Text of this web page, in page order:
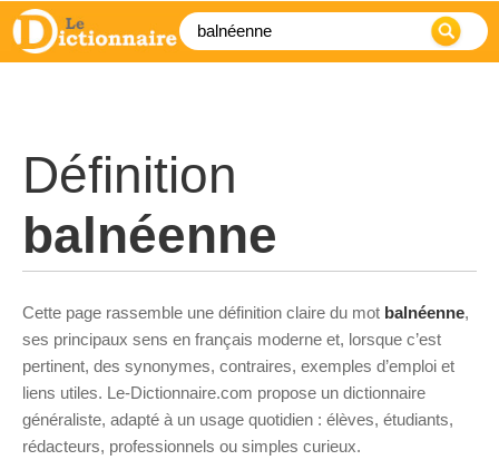
Définition
balnéenne
Cette page rassemble une définition claire du mot balnéenne,
ses principaux sens en français moderne et, lorsque c’est
pertinent, des synonymes, contraires, exemples d’emploi et
liens utiles. Le-Dictionnaire.com propose un dictionnaire
généraliste, adapté à un usage quotidien : élèves, étudiants,
rédacteurs, professionnels ou simples curieux.